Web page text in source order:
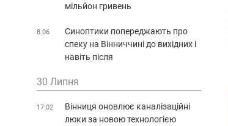
мільйон гривень
8:06
Синоптики попереджають про
спеку на Вінниччині до вихідних і
навіть після
30 Липня
17:02
Вінниця оновлює каналізаційні
люки за новою технологією